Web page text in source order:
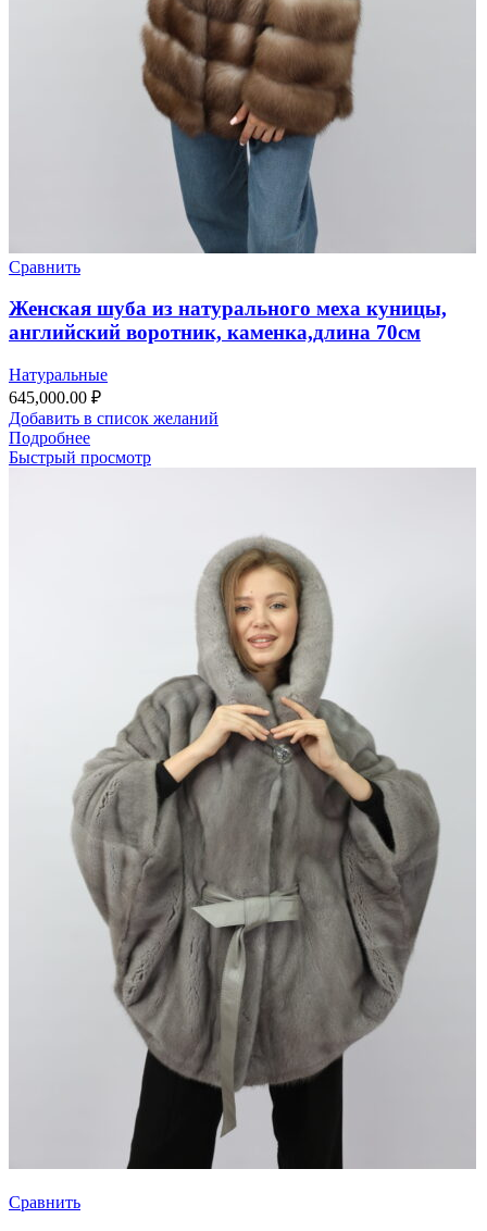
Сравнить
Женская шуба из натурального меха куницы,
английский воротник, каменка,длина 70см
Натуральные
645,000.00 ₽
Добавить в список желаний
Подробнее
Быстрый просмотр
Сравнить